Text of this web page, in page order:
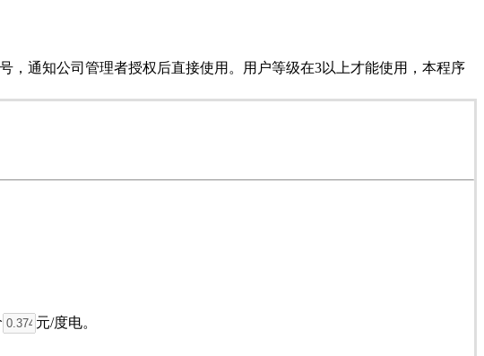
，通知公司管理者授权后直接使用。用户等级在3以上才能使用，本程序
元/度电。